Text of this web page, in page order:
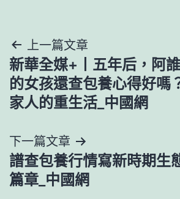
文
章
導
覽
上一篇文章
新華全媒+丨五年后，阿
的女孩還查包養心得好
家人的重生活_中國網
下一篇文章
譜查包養行情寫新時期生
篇章_中國網